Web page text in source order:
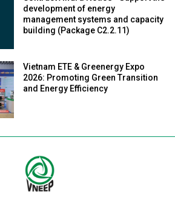
development of energy
management systems and capacity
building (Package C2.2.11)
Vietnam ETE & Greenergy Expo
2026: Promoting Green Transition
and Energy Efficiency